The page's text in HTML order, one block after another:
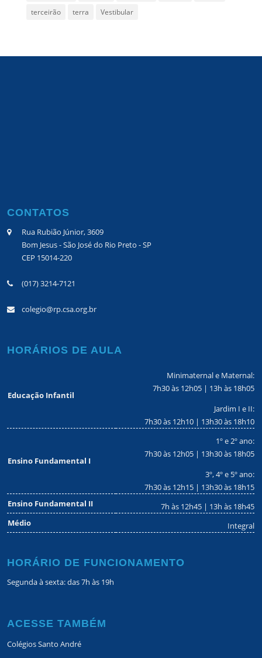
terceirão
terra Vestibular
CONTATOS
Rua Rubião Júnior, 3609
Bom Jesus - São José do Rio Preto - SP
CEP 15014-220
(017) 3214-7121
colegio@rp.csa.org.br
HORÁRIOS DE AULA
Educação Infantil
Minimaternal e Maternal:
7h30 às 12h05 | 13h às 18h05
Jardim I e II:
7h30 às 12h10 | 13h30 às 18h10
Ensino Fundamental I
1º e 2º ano:
7h30 às 12h05 | 13h30 às 18h05
3º, 4º e 5º ano:
7h30 às 12h15 | 13h30 às 18h15
Ensino Fundamental II
7h às 12h45 | 13h às 18h45
Médio
Integral
HORÁRIO DE FUNCIONAMENTO
Segunda à sexta: das 7h às 19h
ACESSE TAMBÉM
Colégios Santo André